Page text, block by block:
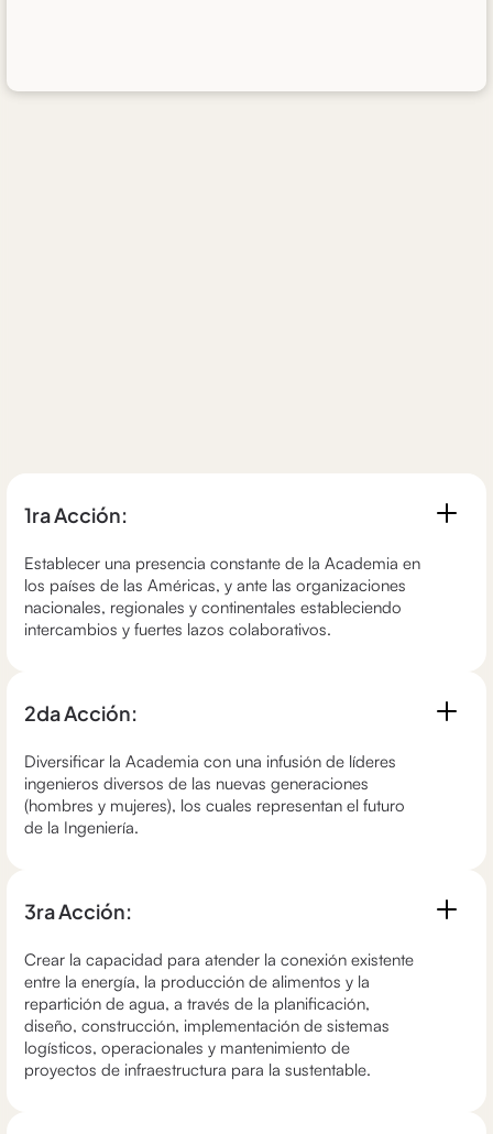
1ra Acción:
Establecer una presencia constante de la Academia en
los países de las Américas, y ante las organizaciones
nacionales, regionales y continentales estableciendo
intercambios y fuertes lazos colaborativos.
2da Acción:
Diversificar la Academia con una infusión de líderes
ingenieros diversos de las nuevas generaciones
(hombres y mujeres), los cuales representan el futuro
de la Ingeniería.
3ra Acción:
Crear la capacidad para atender la conexión existente
entre la energía, la producción de alimentos y la
repartición de agua, a través de la planificación,
diseño, construcción, implementación de sistemas
logísticos, operacionales y mantenimiento de
proyectos de infraestructura para la sustentable.